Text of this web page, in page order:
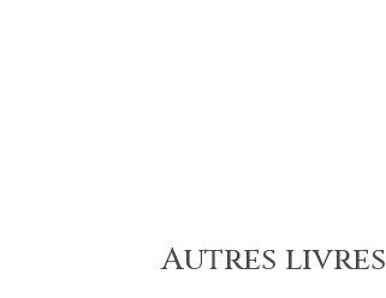
Autres livres